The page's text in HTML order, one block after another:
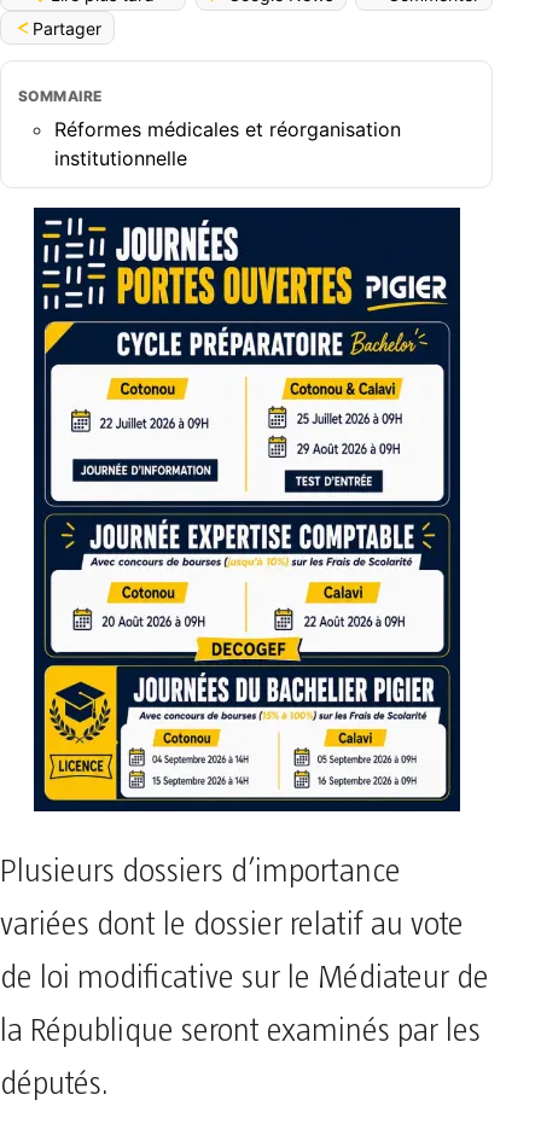
Partager
SOMMAIRE
​Réformes médicales et réorganisation
institutionnelle
Plusieurs dossiers d’importance
variées dont le dossier relatif au vote
de loi modificative sur le Médiateur de
la République seront examinés par les
députés.